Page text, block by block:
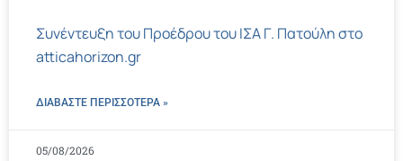
Συνέντευξη του Προέδρου του ΙΣΑ Γ. Πατούλη στο
atticahorizon.gr
ΔΙΑΒΑΣΤΕ ΠΕΡΙΣΣΌΤΕΡΑ »
05/08/2026